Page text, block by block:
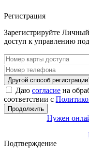
Регистрация
Зарегистрируйте
доступ к управлению
Другой способ
Даю согласие на
соответствии с
Продолжить
Нужен
Подтверждение